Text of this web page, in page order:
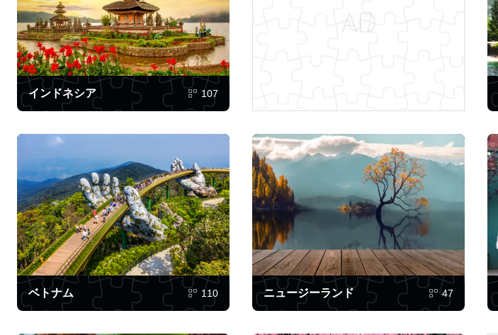
インドネシア 107
ベトナム 110 ニュージーランド 47